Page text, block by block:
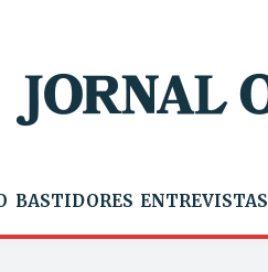
BASTIDORES ENTREVISTAS